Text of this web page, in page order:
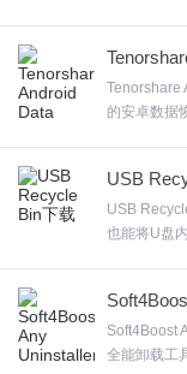
UserBenchmark更
优化了启动页面
已知bug修复与体验优
快捷方式，
Tenorshare
的安卓数据
持将需要恢
欢迎来合众
USB
也能将U盘
⊙))，欢迎
Soft4Boost
全能卸载工